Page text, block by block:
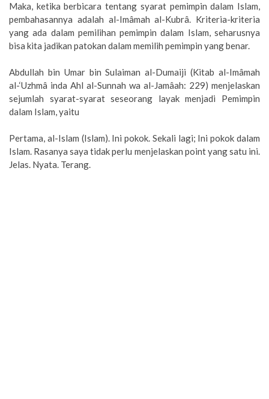
Maka, ketika berbicara tentang syarat pemimpin dalam Islam,
pembahasannya adalah al-Imâmah al-Kubrâ. Kriteria-kriteria
yang ada dalam pemilihan pemimpin dalam Islam, seharusnya
bisa kita jadikan patokan dalam memilih pemimpin yang benar.
Abdullah bin Umar bin Sulaiman al-Dumaiji (Kitab al-Imâmah
al-‘Uzhmâ inda Ahl al-Sunnah wa al-Jamâah: 229) menjelaskan
sejumlah syarat-syarat seseorang layak menjadi Pemimpin
dalam Islam, yaitu
Pertama, al-Islam (Islam). Ini pokok. Sekali lagi; Ini pokok dalam
Islam. Rasanya saya tidak perlu menjelaskan point yang satu ini.
Jelas. Nyata. Terang.